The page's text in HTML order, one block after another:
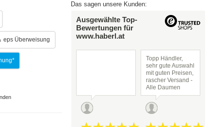
eps Überweisung
Das sagen unsere Kunden:
Ausgewählte Top-
Bewertungen für
www.haberl.at
Topp Händler,
sehr gute Auswahl
mit guten Preisen,
rascher Versand -
Alle Daumen
hoch!